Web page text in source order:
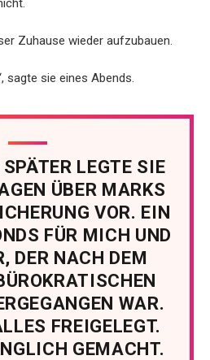
Zuhause wieder aufzubauen.
sagte sie eines Abends.
LEGTE SIE
ÜBER MARKS
VOR. EIN
FÜR MICH UND
DER NACH DEM
WAR.
FREIGELEGT.
GEMACHT.